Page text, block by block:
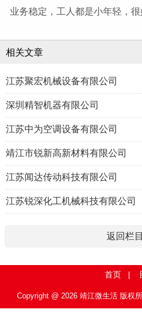
业务稳定，工人都是小年轻，很
相关文章
江苏聚宏机械设备有限公司
深圳精智机器有限公司
江苏中为空调设备有限公司
靖江市锐新高新材料有限公司
江苏闻达传动科技有限公司
江苏锐深化工机械科技有限公司
返回栏
首页 |
Copyright @ 2026 靖江微生活
15010767